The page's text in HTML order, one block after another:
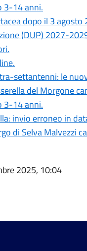
3-14 anni.
dopo il 3 agosto
(DUP) 2027-
settantenni: le
del Morgone
3-14 anni.
invio erroneo in
di Selva Malvezzi
2025, 10:04